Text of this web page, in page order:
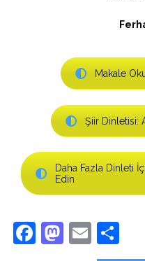
Makale
Şiir Dinletisi:
Daha Fazla Dinleti
Edin
Facebook
Email